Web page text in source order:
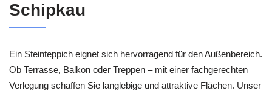
Schipkau
Ein Steinteppich eignet sich hervorragend für den Außenbereich.
Ob Terrasse, Balkon oder Treppen – mit einer fachgerechten
Verlegung schaffen Sie langlebige und attraktive Flächen. Unser